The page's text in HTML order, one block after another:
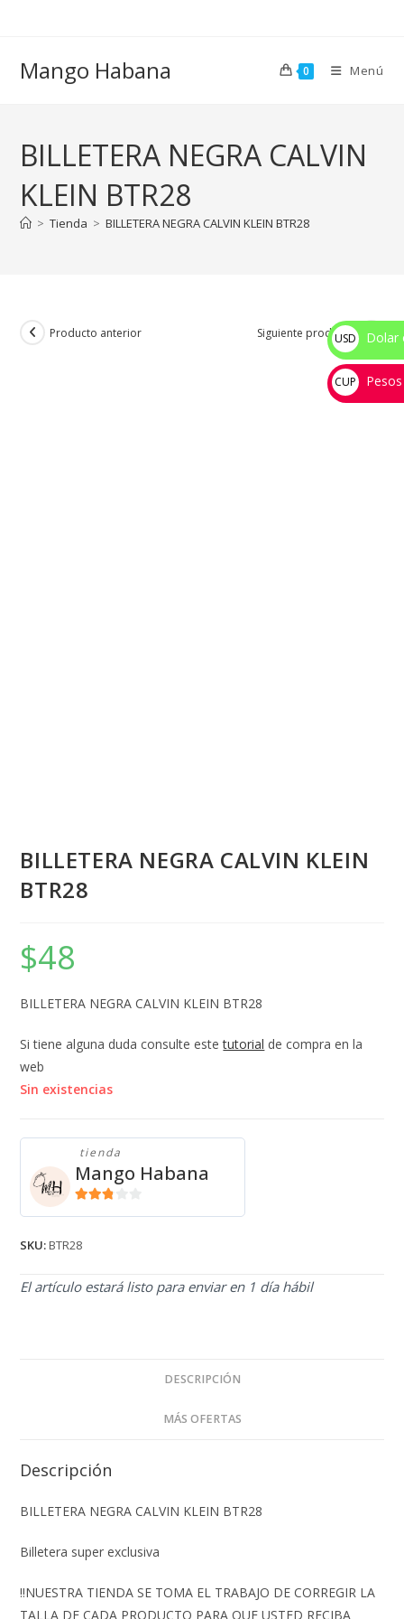
Mango Habana 0 Menú
BILLETERA NEGRA CALVIN
KLEIN BTR28
> Tienda > BILLETERA NEGRA CALVIN KLEIN BTR28
Producto anterior Siguiente producto
BILLETERA NEGRA CALVIN KLEIN
BTR28
$48
BILLETERA NEGRA CALVIN KLEIN BTR28
Si tiene alguna duda consulte estetutorial de compra en la
web
Sin existencias
tienda
Mango Habana
SKU:BTR28
El artículo estará listo para enviar en 1 día hábil
DESCRIPCIÓN
MÁS OFERTAS
Descripción
BILLETERA NEGRA CALVIN KLEIN BTR28
Billetera super exclusiva
‼️NUESTRA TIENDA SE TOMA EL TRABAJO DE CORREGIR LA
TALLA DE CADA PRODUCTO PARA QUE USTED RECIBA
USD
$
Dolar
CUP
💰
Pesos